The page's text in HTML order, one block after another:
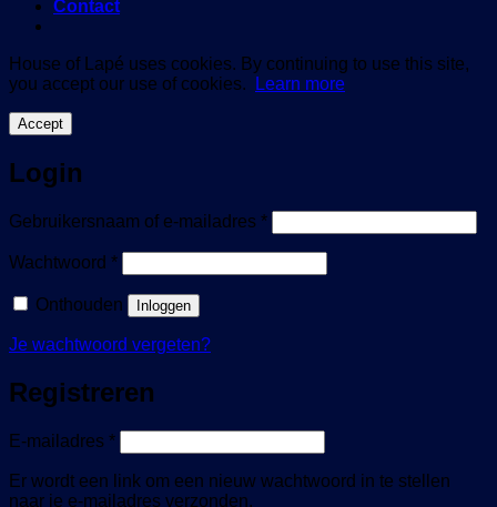
Contact
House of Lapé uses cookies. By continuing to use this site,
you accept our use of cookies.
Learn more
Accept
Login
Gebruikersnaam of e-mailadres *Vereist
Wachtwoord *Vereist
Onthouden Inloggen
Je wachtwoord vergeten?
Registreren
E-mailadres *Vereist
Er wordt een link om een nieuw wachtwoord in te stellen
naar je e-mailadres verzonden.